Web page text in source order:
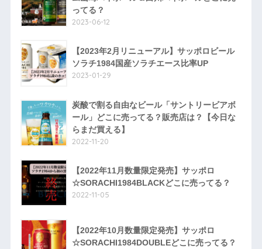
ってる？
2023-06-12
【2023年2月リニューアル】サッポロビール
ソラチ1984国産ソラチエース比率UP
2023-01-29
炭酸で割る自由なビール「サントリービアボ
ール」どこに売ってる？販売店は？【今日な
らまだ買える】
2022-11-20
【2022年11月数量限定発売】サッポロ
☆SORACHI1984BLACKどこに売ってる？
2022-11-05
【2022年10月数量限定発売】サッポロ
☆SORACHI1984DOUBLEどこに売ってる？